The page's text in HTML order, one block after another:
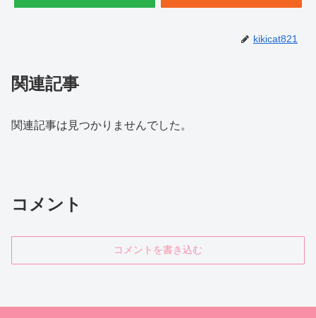
kikicat821
関連記事
関連記事は見つかりませんでした。
コメント
コメントを書き込む